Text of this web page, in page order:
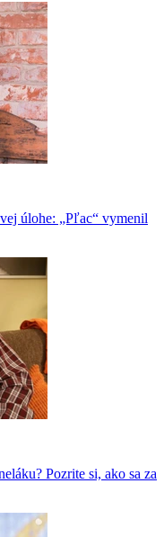
úlohe: „Pľac“ vymenil
Pozrite si, ako sa za